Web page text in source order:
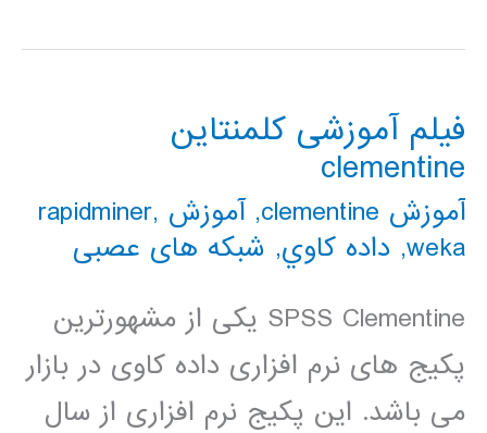
فیلم آموزشی کلمنتاین
clementine
آموزش clementine ,آموزش rapidminer ,
weka
, داده كاوي, شبکه های عصبی
SPSS Clementine یکی از مشهورترین
پکیج های نرم افزاری داده کاوی در بازار
می باشد. این پکیج نرم افزاری از سال